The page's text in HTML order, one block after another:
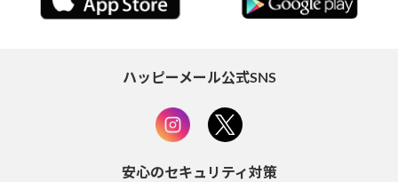
ハッピーメール公式SNS
安心のセキュリティ対策